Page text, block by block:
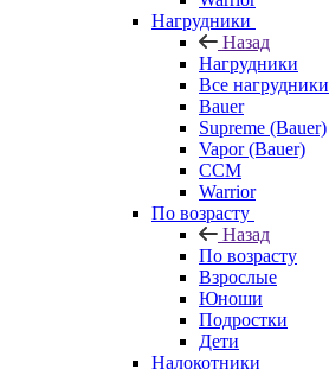
Нагрудники
Назад
Нагрудники
Все нагрудники
Bauer
Supreme (Bauer)
Vapor (Bauer)
CCM
Warrior
По возрасту
Назад
По возрасту
Взрослые
Юноши
Подростки
Дети
Налокотники